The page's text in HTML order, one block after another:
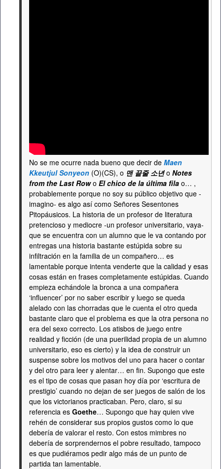
No se me ocurre nada bueno que decir de Maen
Kkeutjul Sonyeon (O)(CS), o 맨 끝줄 소년o Notes
from the Last Rowo El chico de la última fila o… ,
probablemente porque no soy su público objetivo que -
imagino- es algo así como Señores Sesentones
Pitopáusicos. La historia de un profesor de literatura
pretencioso y mediocre -un profesor universitario, vaya-
que se encuentra con un alumno que le va contando por
entregas una historia bastante estúpida sobre su
infiltración en la familia de un compañero… es
lamentable porque intenta venderte que la calidad y esas
cosas están en frases completamente estúpidas. Cuando
empieza echándole la bronca a una compañera
‘influencer’ por no saber escribir y luego se queda
alelado con las chorradas que le cuenta el otro queda
bastante claro que el problema es que la otra persona no
era del sexo correcto. Los atisbos de juego entre
realidad y ficción (de una puerilidad propia de un alumno
universitario, eso es cierto) y la idea de construir un
suspense sobre los motivos del uno para hacer o contar
y del otro para leer y alentar… en fin. Supongo que este
es el tipo de cosas que pasan hoy día por ‘escritura de
prestigio’ cuando no dejan de ser juegos de salón de los
que los victorianos practicaban. Pero, claro, si su
referencia es Goethe… Supongo que hay quien vive
rehén de considerar sus propios gustos como lo que
debería de valorar el resto. Con estos mimbres no
debería de sorprendernos el pobre resultado, tampoco
es que pudiéramos pedir algo más de un punto de
partida tan lamentable.